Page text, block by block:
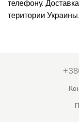
телефону.
територии Украины.